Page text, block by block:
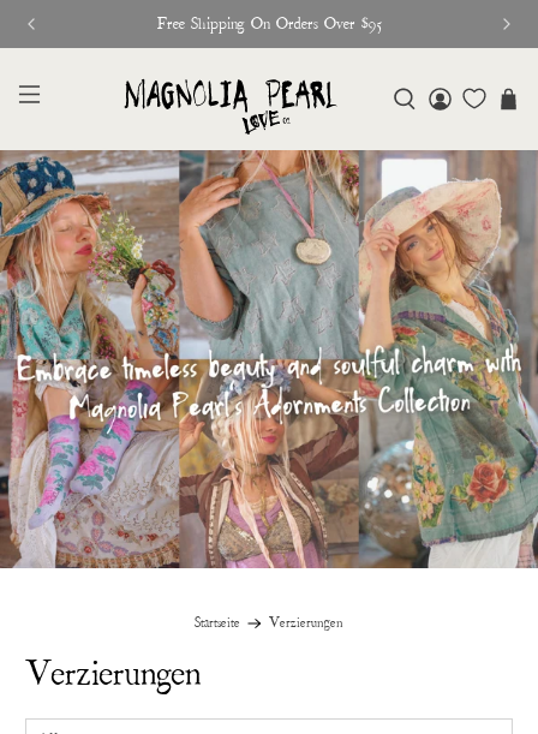
Glitter Saints Audiobook Available For Free Now
Startseite Verzierungen
Verzierungen